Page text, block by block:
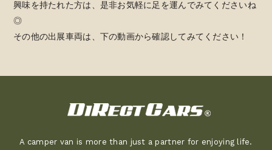
興味を持たれた方は、是非お気軽に足を運んでみてくださいね
◎
その他の出展車両は、下の動画から確認してみてください！
A camper van is more than just a partner for enjoying life.